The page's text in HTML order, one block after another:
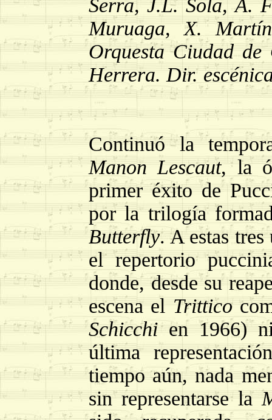
Serra, J.L. Sola, A.
Muruaga, X.
Orquesta Ciudad
Herrera. Dir.
Continuó la
Manon Lescaut, la
primer éxito de
por la trilogía
Butterfly. A estas
el repertorio
donde, desde su
escena el Trittico
Schicchien 1966)
última
tiempo aún, nada
sin representarse la